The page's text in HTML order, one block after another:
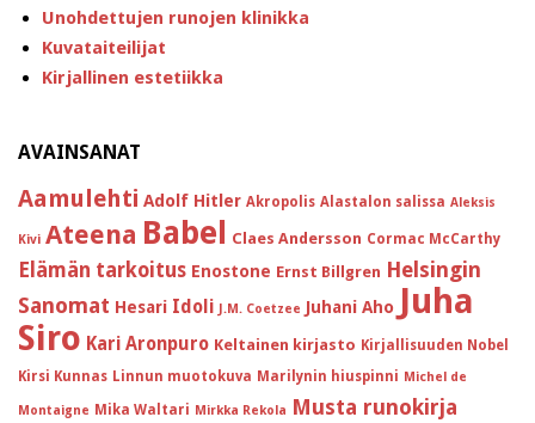
Unohdettujen runojen klinikka
Kuvataiteilijat
Kirjallinen estetiikka
AVAINSANAT
Aamulehti Adolf Hitler Akropolis Alastalon salissa Aleksis
Kivi Ateena Babel Claes Andersson Cormac McCarthy
Elämän tarkoitus Enostone Ernst Billgren Helsingin
Sanomat Hesari Idoli J.M. Coetzee Juhani Aho Juha
Siro Kari Aronpuro Keltainen kirjasto Kirjallisuuden Nobel
Kirsi Kunnas Linnun muotokuva Marilynin hiuspinni Michel de
Montaigne Mika Waltari Mirkka Rekola Musta runokirja